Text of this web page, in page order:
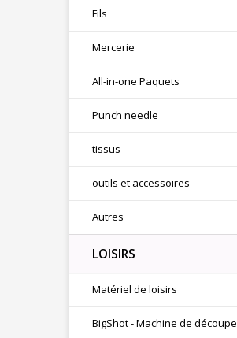
Fils
Mercerie
All-in-one Paquets
Punch needle
tissus
outils et accessoires
Autres
LOISIRS
Matériel de loisirs
BigShot - Machine de découpe